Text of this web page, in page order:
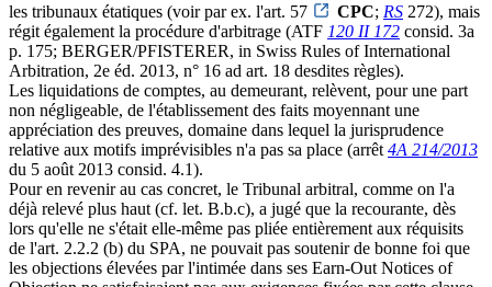
les tribunaux étatiques (voir par ex. l'art. 57
CPC; RS 272), mais
régit également la procédure d'arbitrage (ATF 120 II 172 consid. 3a
p. 175; BERGER/PFISTERER, in Swiss Rules of International
Arbitration, 2e éd. 2013, n° 16 ad art. 18 desdites règles).
Les liquidations de comptes, au demeurant, relèvent, pour une part
non négligeable, de l'établissement des faits moyennant une
appréciation des preuves, domaine dans lequel la jurisprudence
relative aux motifs imprévisibles n'a pas sa place (arrêt 4A 214/2013
du 5 août 2013 consid. 4.1).
Pour en revenir au cas concret, le Tribunal arbitral, comme on l'a
déjà relevé plus haut (cf. let. B.b.c), a jugé que la recourante, dès
lors qu'elle ne s'était elle-même pas pliée entièrement aux réquisits
de l'art. 2.2.2 (b) du SPA, ne pouvait pas soutenir de bonne foi que
les objections élevées par l'intimée dans ses Earn-Out Notices of